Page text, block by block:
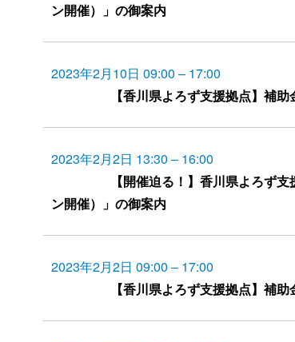
ン開催）」の御案内
【香川県よろず支援拠点】補
2023年2月10日 09:00 – 17:00
【開催迫る！】香川県よろず
ン開催）」の御案内
2023年2月2日 13:30 – 16:00
【香川県よろず支援拠点】補
2023年2月2日 09:00 – 17:00